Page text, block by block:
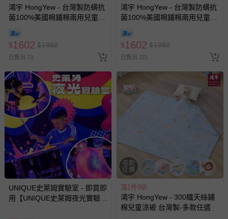
若您對於會員帳號、商品訂購與資訊、購物流程、付款方
式、折價券與購物金的使用、退貨及商品運送方式等有疑
媽咪愛客服中心。
預購商品：預購為海外同步代購，遇缺貨即會通知媽咪並協
助取消退款事宜。
商品如因「價格、組合」等錯誤原因，導致無法安排出貨，
會主動以簡訊及mail通知訂單取消事宜，並將提供適當補
償。
鴻宇 HongYew - 台灣製防螨抗
菌100%美國棉鋪棉兩用兒童睡
$1602 $1980
已售出 73
鴻宇 HongYew - 台灣製防螨抗
菌100%美國棉鋪棉兩用兒童睡
$1602 $1980
已售出 221
UNIQUE史萊姆實驗室 - 即買即
用【UNIQUE史萊姆夜光實驗室
滿1件9折
鴻宇 HongYew - 300織天絲鋪
棉兒童涼被 台灣製-多款任選